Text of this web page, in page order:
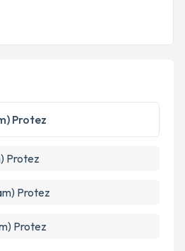
işlenmesine ilişkinAydınlatma
ve kişisel verilerimin belirtilen
kabul ediyorum.
Protez
Protez
Protez
Protez